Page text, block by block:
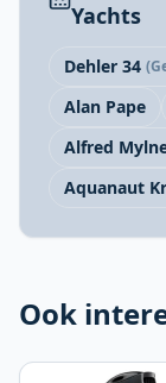
Yachts
Dehler 34
Alan Pape
Alfred
Aquanaut
Ook